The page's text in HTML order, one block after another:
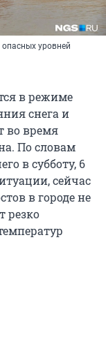
уровней
в режиме
снега и
во время
По словам
в субботу, 6
сейчас
в городе не
резко